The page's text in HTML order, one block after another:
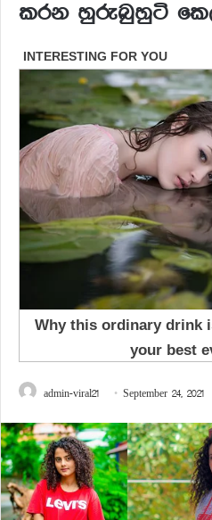
කරන හුරුබුහුටි
admin-viral21 September 24, 2021